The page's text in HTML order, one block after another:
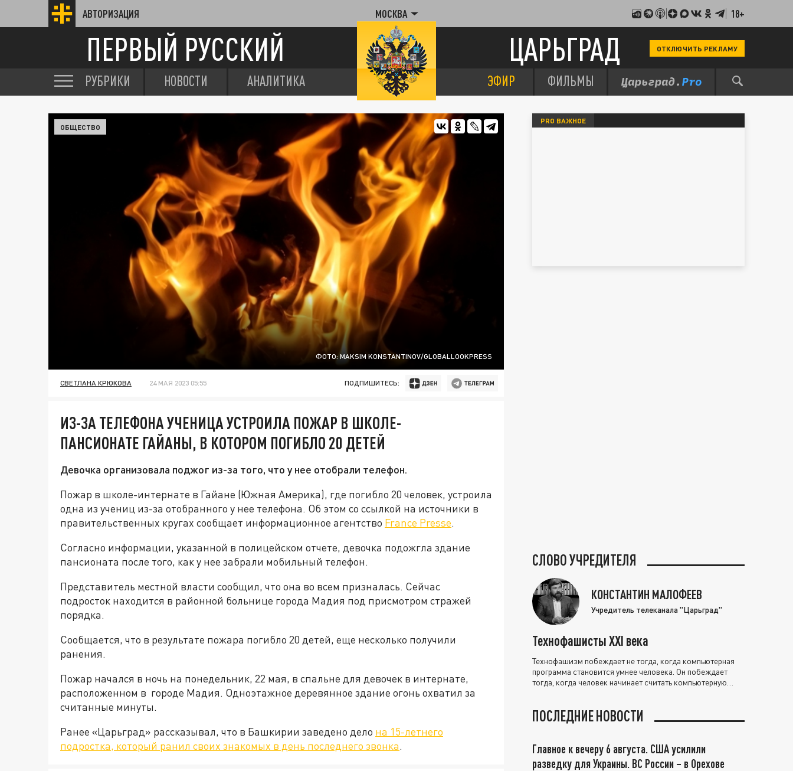
АВТОРИЗАЦИЯ МОСКВА 18+
ПЕРВЫЙ РУССКИЙ ЦАРЬГРАД ОТКЛЮЧИТЬ РЕКЛАМУ
РУБРИКИ НОВОСТИ АНАЛИТИКА ЭФИР ФИЛЬМЫ
ФОТО: MAKSIM KONSTANTINOV/GLOBALLOOKPRESS
ОБЩЕСТВО
СВЕТЛАНА КРЮКОВА 24 МАЯ 2023 05:55 ПОДПИШИТЕСЬ:
ИЗ-ЗА ТЕЛЕФОНА УЧЕНИЦА УСТРОИЛА ПОЖАР В ШКОЛЕ-
ПАНСИОНАТЕ ГАЙАНЫ, В КОТОРОМ ПОГИБЛО 20 ДЕТЕЙ
Девочка организовала поджог из-за того, что у нее отобрали телефон.
Пожар в школе-интернате в Гайане (Южная Америка), где погибло 20 человек, устроила
одна из учениц из-за отобранного у нее телефона. Об этом со ссылкой на источники в
правительственных кругах сообщает информационное агентство France Presse.
Согласно информации, указанной в полицейском отчете, девочка подожгла здание
пансионата после того, как у нее забрали мобильный телефон.
Представитель местной власти сообщил, что она во всем призналась. Сейчас
подросток находится в районной больнице города Мадия под присмотром стражей
порядка.
Сообщается, что в результате пожара погибло 20 детей, еще несколько получили
ранения.
Пожар начался в ночь на понедельник, 22 мая, в спальне для девочек в интернате,
расположенном в городе Мадия. Одноэтажное деревянное здание огонь охватил за
считанные минуты.
Ранее «Царьград» рассказывал, что в Башкирии заведено дело на 15-летнего
подростка, который ранил своих знакомых в день последнего звонка.
PRO ВАЖНОЕ
СЛОВО УЧРЕДИТЕЛЯ
КОНСТАНТИН МАЛОФЕЕВ
Учредитель телеканала "Царьград"
Технофашисты XXI века
Технофашизм побеждает не тогда, когда компьютерная
программа становится умнее человека. Он побеждает
тогда, когда человек начинает считать компьютерную
ПОСЛЕДНИЕ НОВОСТИ
Главное к вечеру 6 августа. США усилили
разведку для Украины. ВС России – в Орехове